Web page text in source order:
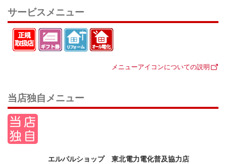
サービスメニュー
メニューアイコンについての説明
当店独自メニュー
エルパルショップ 東北電力電化普及協力店